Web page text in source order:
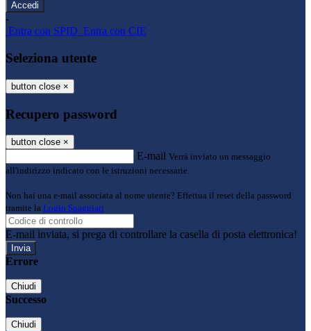
-
Entra con SPID Entra con CIE
Seleziona utente
button close ×
Recupero password
button close ×
E-mail Verrà inviato un messaggio
all'indirizzo indicato con le istruzioni necessarie.
Non hai una e-mail associata al nome utente? Effettua il reset della password
tramite la Login Spaggiari
E-mail inviata, si prega di controllare la casella di posta elettronica!
Errore
Chiudi
Successo
Chiudi